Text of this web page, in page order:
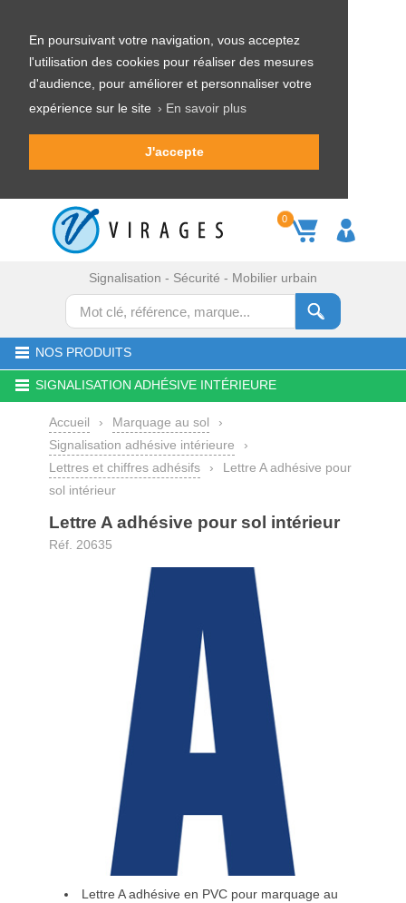
En poursuivant votre navigation, vous acceptez
l'utilisation des cookies pour réaliser des mesures
d'audience, pour améliorer et personnaliser votre
expérience sur le site › En savoir plus
J'accepte
0
Signalisation - Sécurité - Mobilier urbain
NOS PRODUITS
SIGNALISATION ADHÉSIVE INTÉRIEURE
Accueil › Marquage au sol
›
Signalisation adhésive intérieure
›
Lettres et chiffres adhésifs
›
Lettre A adhésive pour
sol intérieur
Lettre A adhésive pour sol intérieur
Réf. 20635
Lettre A adhésive en PVC pour marquage au